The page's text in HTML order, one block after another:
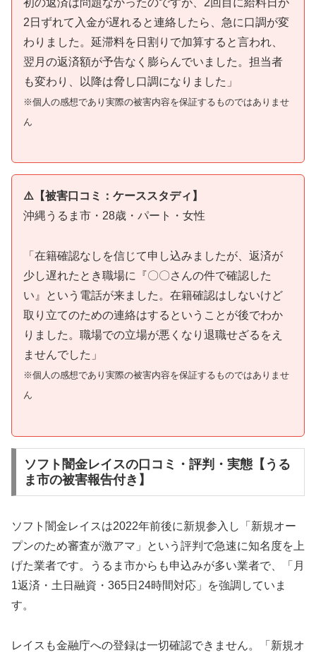
2日ずれて入金が遅れると連絡したら、急に口調が変
わりました。延滞料を日割りで加算すると言われ、
翌月の返済額が予告なく膨らんでいました。担当者
も変わり、以降は脅し口調になりました」
※個人の感想であり実際の被害内容を保証するものではありませ
ん
⚠️【被害口コミ：ケーススタディ】
沖縄うるま市・28歳・パート・女性
「在籍確認なしを信じて申し込みましたが、返済が
少し遅れたとき職場に『〇〇さんの件で確認した
い』という電話が来ました。在籍確認はしないけど
取り立てのための連絡はするということが後でわか
りました。職場での立場が悪くなり退職せざるをえ
ませんでした」
※個人の感想であり実際の被害内容を保証するものではありませ
ん
ソフト闇金レイスの口コミ・評判・実態【うる
ま市の被害報告付き】
ソフト闇金レイスは2022年前後に新規参入し「新規オー
プンのため審査が激アマ」という評判で急速に知名度を上
げた業者です。うるま市からも申込みが多い業者で、「月
1返済・土日融資・365日24時間対応」を強調していま
す。
レイスも金融庁への登録は一切確認できません。「新規オ